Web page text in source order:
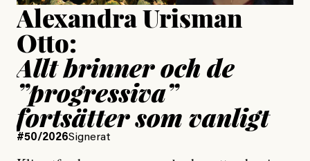
Alexandra Urisman
Otto:
Allt brinner och de
”progressiva”
fortsätter som vanligt
#50/2026Signerat